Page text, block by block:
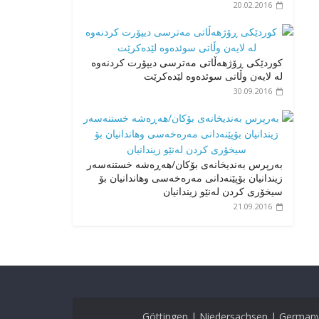
20.02.2016
کوردێکی ڕۆژهەڵاتی مەترسی دیپۆرت کردنەوە
لە لایەن وڵاتی سوئدەوە لێدەکرێت
30.09.2016
بەرپرس بەندیخانەی بۆکان/هەڕەشە خستنەسەر
زیندانیان بۆپێنەدانی مەرەخەسی وهاندانیان بۆ
سیخۆری کردن لەنێو زیندانیان
21.09.2016